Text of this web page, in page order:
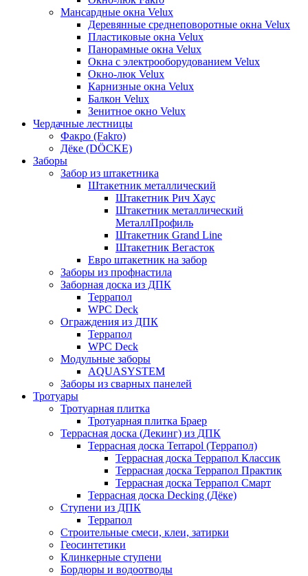
Мансардные окна Velux
Деревянные среднеповоротные окна Velux
Пластиковые окна Velux
Панорамные окна Velux
Окна с электрооборудованием Velux
Окно-люк Velux
Карнизные окна Velux
Балкон Velux
Зенитное окно Velux
Чердачные лестницы
Факро (Fakro)
Дёке (DÖCKE)
Заборы
Забор из штакетника
Штакетник металлический
Штакетник Рич Хаус
Штакетник металлический
МеталлПрофиль
Штакетник Grand Line
Штакетник Вегасток
Евро штакетник на забор
Заборы из профнастила
Заборная доска из ДПК
Террапол
WPC Deck
Ограждения из ДПК
Террапол
WPC Deck
Модульные заборы
AQUASYSTEM
Заборы из сварных панелей
Тротуары
Тротуарная плитка
Тротуарная плитка Браер
Террасная доска (Декинг) из ДПК
Террасная доска Terrapol (Террапол)
Террасная доска Террапол Классик
Террасная доска Террапол Практик
Террасная доска Террапол Смарт
Террасная доска Decking (Дёке)
Ступени из ДПК
Террапол
Строительные смеси, клеи, затирки
Геосинтетики
Клинкерные ступени
Бордюры и водоотводы